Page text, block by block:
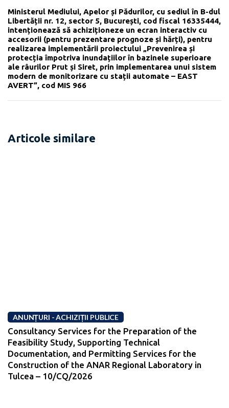
Ministerul Mediului, Apelor și Pădurilor, cu sediul în B-dul
Libertății nr. 12, sector 5, București, cod fiscal 16335444,
intenționează să achiziționeze un ecran interactiv cu
accesorii (pentru prezentare prognoze și hărți), pentru
realizarea implementării proiectului „Prevenirea și
protecția împotriva inundațiilor în bazinele superioare
ale râurilor Prut și Siret, prin implementarea unui sistem
modern de monitorizare cu stații automate – EAST
AVERT”, cod MIS 966
Articole similare
ANUNȚURI - ACHIZIȚII PUBLICE
Consultancy Services for the Preparation of the
Feasibility Study, Supporting Technical
Documentation, and Permitting Services for the
Construction of the ANAR Regional Laboratory in
Tulcea – 10/CQ/2026